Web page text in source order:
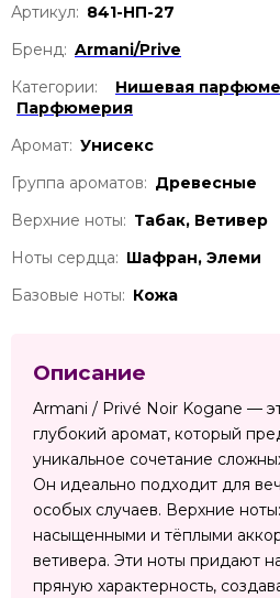
Артикул: 841-НП-27
Бренд: Armani/Prive
Категории:
Нишевая
Парфюмерия
Аромат: Унисекс
Группа ароматов: Древесные
Верхние ноты: Табак, Ветивер
Ноты сердца: Шафран, Элеми
Базовые ноты: Кожа
Описание
Armani / Privé Noir Kogane —
глубокий аромат, который
уникальное сочетание
Он идеально подходит для
особых случаев. Верхние
насыщенными и тёплыми
ветивера. Эти ноты придают
пряную характерность,